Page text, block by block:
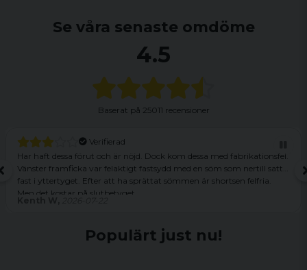
Se våra senaste omdöme
4.5
Baserat på 25011 recensioner
Verifierad
Har haft dessa förut och är nöjd. Dock kom dessa med fabrikationsfel.
Vänster framficka var felaktigt fastsydd med en söm som nertill satt
fast i yttertyget. Efter att ha sprättat sömmen är shortsen felfria.
Men det kostar på slutbetyget.
Populärt just nu!